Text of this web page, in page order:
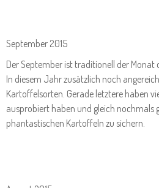
September 2015
Der September ist traditionell der Monat
In diesem Jahr zusätzlich noch
Kartoffelsorten. Gerade letztere haben
ausprobiert haben und gleich nochmals
phantastischen Kartoffeln zu sichern.